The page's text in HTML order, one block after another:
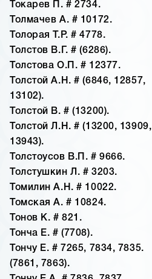
Токарев П. # 2734.
Толмачев А. # 10172.
Толорая Т.Р. # 4778.
Толстов В.Г. # (6286).
Толстова О.П. # 12377.
Толстой А.Н. # (6846, 12857,
13102).
Толстой В. # (13200).
Толстой Л.Н. # (13200, 13909,
13943).
Толстоусов В.П. # 9666.
Толстушкин Л. # 3203.
Томилин А.Н. # 10022.
Томская А. # 10824.
Тонов К. # 821.
Тонча Е. # (7708).
Тончу Е. # 7265, 7834, 7835.
(7861, 7863).